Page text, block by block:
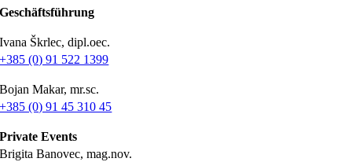
Geschäftsführung
Ivana Škrlec, dipl.oec.
+385 (0) 91 522 1399
Bojan Makar, mr.sc.
+385 (0) 91 45 310 45
Private Events
Brigita Banovec, mag.nov.